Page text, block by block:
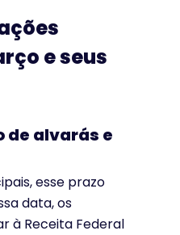
e seus
de alvarás e
esse prazo
data, os
à Receita Federal